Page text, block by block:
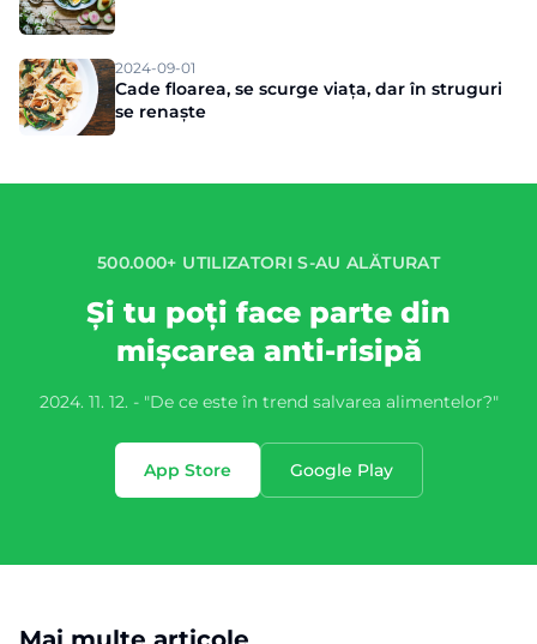
2024-09-01
Cade floarea, se scurge viața, dar în struguri
se renaște
500.000+ UTILIZATORI S-AU ALĂTURAT
Și tu poți face parte din
mișcarea anti-risipă
2024. 11. 12. - "De ce este în trend salvarea alimentelor?"
App Store Google Play